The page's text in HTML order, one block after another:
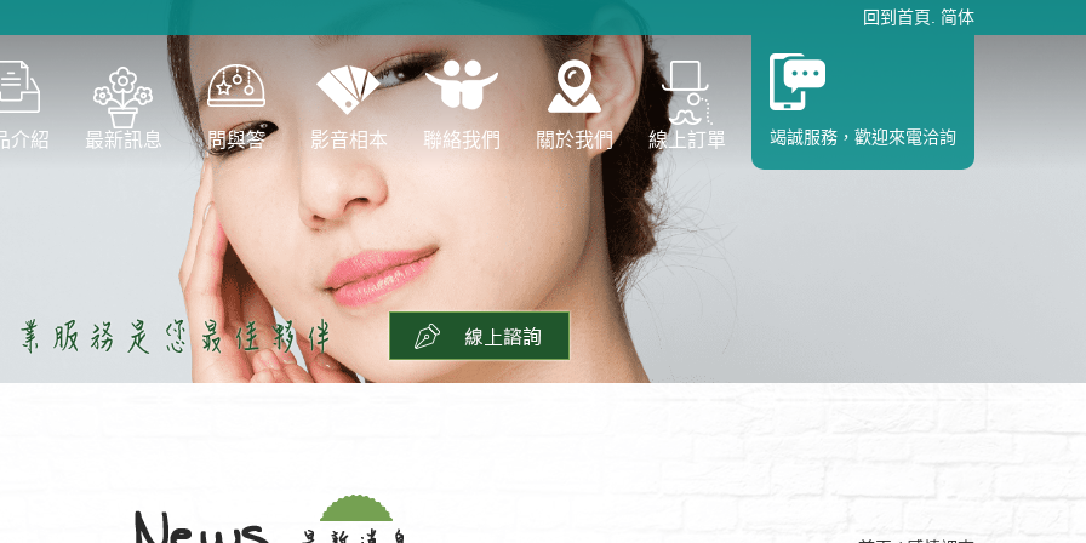
回到首頁 简体
介紹 最新訊息 問與答 影音相本 聯絡我們 關於我們 線上訂單 竭誠服務，歡迎來電洽詢